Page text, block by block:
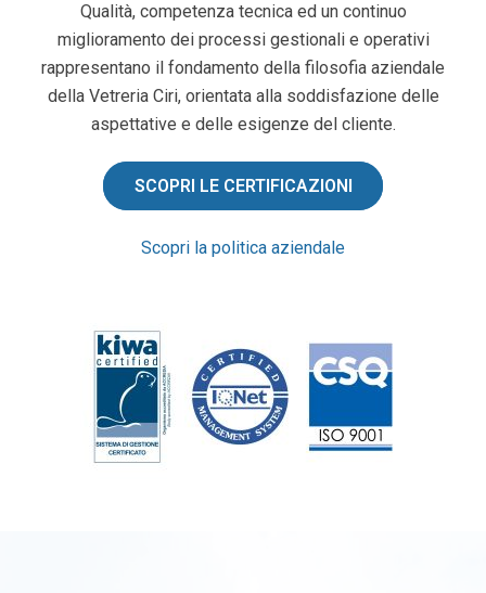
Qualità, competenza tecnica ed un continuo
miglioramento dei processi gestionali e operativi
rappresentano il fondamento della filosofia aziendale
della Vetreria Ciri, orientata alla soddisfazione delle
aspettative e delle esigenze del cliente.
SCOPRI LE CERTIFICAZIONI
Scopri la politica aziendale